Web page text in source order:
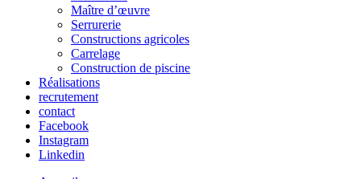
Maître d’œuvre
Serrurerie
Constructions agricoles
Carrelage
Construction de piscine
Réalisations
recrutement
contact
Facebook
Instagram
Linkedin